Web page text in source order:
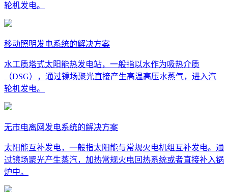
轮机发电。
移动照明发电系统的解决方案
水工质塔式太阳能热发电站，一般指以水作为吸热介质
（DSG），通过镜场聚光直接产生高温高压水蒸气，进入汽
轮机发电。
无市电离网发电系统的解决方案
太阳能互补发电，一般指太阳能与常规火电机组互补发电。通
过镜场聚光产生蒸汽，加热常规火电回热系统或者直接补入锅
炉中。